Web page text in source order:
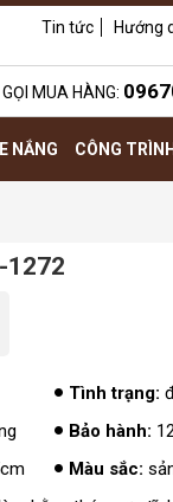
Hướng
Tin tức
GỌI MUA HÀNG:
NẮNG CÔNG TRÌNH
1272
Tình trạng:
Bảo hành:
Màu sắc: